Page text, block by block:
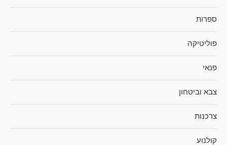
ספרות
פוליטיקה
פנאי
צבא וביטחון
צרכנות
קולנוע